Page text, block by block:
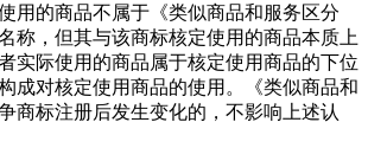
的商品不属于《类似商品和服务区分
称，但其与该商标核定使用的商品本质上
实际使用的商品属于核定使用商品的下位
成对核定使用商品的使用。《类似商品和
商标注册后发生变化的，不影响上述认